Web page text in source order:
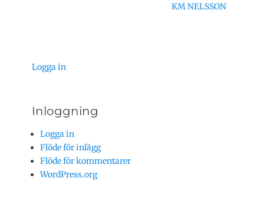
KM NELSSON
Logga in
Inloggning
Logga in
Flöde för inlägg
Flöde för kommentarer
WordPress.org